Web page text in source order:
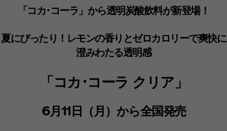
「コカ･コーラ」から透明炭酸飲料が新登場！
夏にぴったり！レモンの香りとゼロカロリーで爽快に
澄みわたる透明感
「コカ･コーラ クリア」
6月11日（月）から全国発売